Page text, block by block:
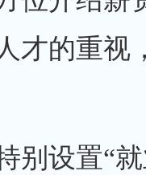
才的重视
设置“就